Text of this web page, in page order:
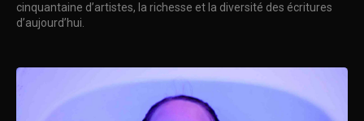
cinquantaine d’artistes, la richesse et la diversité des écritures
d’aujourd’hui.